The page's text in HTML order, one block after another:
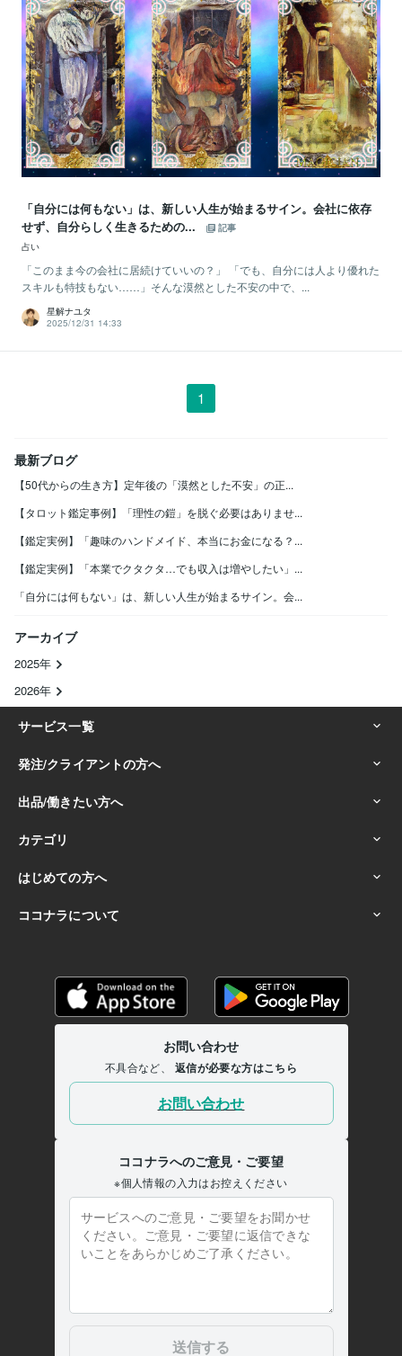
「自分には何もない」は、新しい人生が始まるサイン。会社に依存
せず、自分らしく生きるための...
記事
占い
「このまま今の会社に居続けていいの？」 「でも、自分には人より優れた
スキルも特技もない……」そんな漠然とした不安の中で、...
星解ナユタ
2025/12/31 14:33
1
最新ブログ
【50代からの生き方】定年後の「漠然とした不安」の正...
【タロット鑑定事例】「理性の鎧」を脱ぐ必要はありませ...
【鑑定実例】「趣味のハンドメイド、本当にお金になる？...
【鑑定実例】「本業でクタクタ…でも収入は増やしたい」...
「自分には何もない」は、新しい人生が始まるサイン。会...
アーカイブ
2025年
2026年